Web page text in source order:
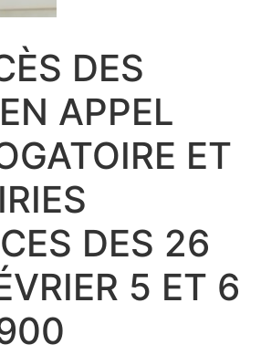
DES
APPEL
ET
DES 26
5 ET 6